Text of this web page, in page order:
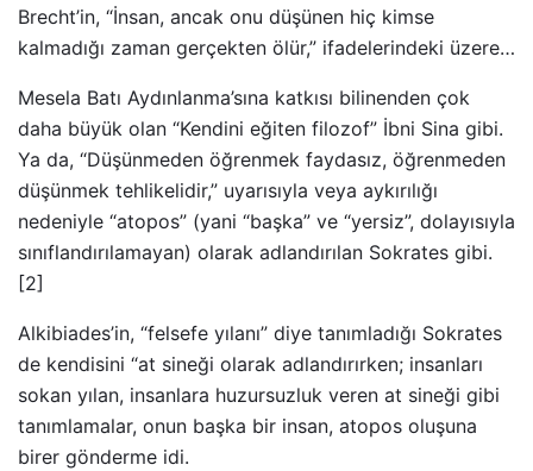
Brecht’in, “İnsan, ancak onu düşünen hiç kimse
kalmadığı zaman gerçekten ölür,” ifadelerindeki üzere…
Mesela Batı Aydınlanma’sına katkısı bilinenden çok
daha büyük olan “Kendini eğiten filozof” İbni Sina gibi.
Ya da, “Düşünmeden öğrenmek faydasız, öğrenmeden
düşünmek tehlikelidir,” uyarısıyla veya aykırılığı
nedeniyle “atopos” (yani “başka” ve “yersiz”, dolayısıyla
sınıflandırılamayan) olarak adlandırılan Sokrates gibi.
[2]
Alkibiades’in, “felsefe yılanı” diye tanımladığı Sokrates
de kendisini “at sineği olarak adlandırırken; insanları
sokan yılan, insanlara huzursuzluk veren at sineği gibi
tanımlamalar, onun başka bir insan, atopos oluşuna
birer gönderme idi.